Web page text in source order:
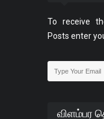
To receive
Posts enter
விளம்பர